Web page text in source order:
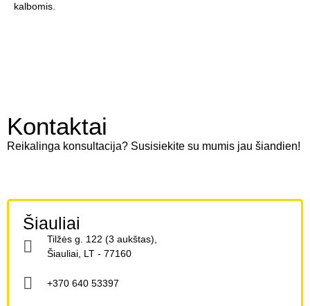
kalbomis.
Kontaktai
Reikalinga konsultacija? Susisiekite su mumis jau šiandien!
Šiauliai
Tilžės g. 122 (3 aukštas),
Šiauliai, LT - 77160
+370 640 53397